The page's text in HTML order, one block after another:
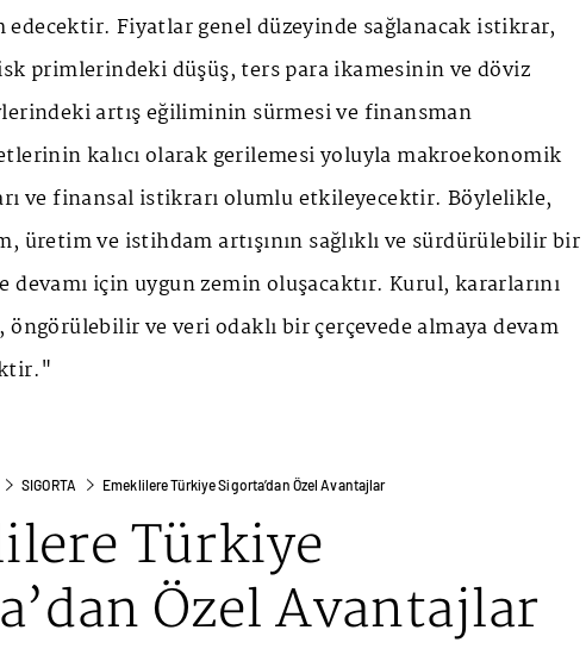
edecektir. Fiyatlar genel düzeyinde sağlanacak istikrar,
primlerindeki düşüş, ters para ikamesinin ve döviz
artış eğiliminin sürmesi ve finansman
kalıcı olarak gerilemesi yoluyla makroekonomik
ve finansal istikrarı olumlu etkileyecektir. Böylelikle,
üretim ve istihdam artışının sağlıklı ve sürdürülebilir bir
devamı için uygun zemin oluşacaktır. Kurul, kararlarını
öngörülebilir ve veri odaklı bir çerçevede almaya devam
SIGORTA Emeklilere Türkiye Sigorta’dan Özel Avantajlar
Türkiye
Özel Avantajlar